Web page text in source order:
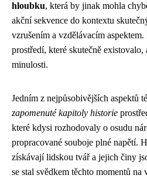
hloubku, která by jinak mohla
akční sekvence do kontextu
vzrušením a vzdělávacím
prostředí, které skutečně
minulosti.
Jedním z nejpůsobivějších aspektů
zapomenuté kapitoly historie
které kdysi rozhodovaly o osudu
propracované souboje plné napětí.
získávají lidskou tvář a jejich činy
se stal svědkem těchto momentů na